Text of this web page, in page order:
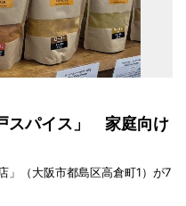
スパイス」 家庭向け
」（大阪市都島区高倉町1）が7